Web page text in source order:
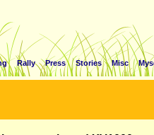
Rally Press Stories Misc